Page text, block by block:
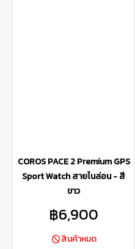
COROS PACE 2 Premium GPS
Sport Watch สายไนล่อน - สี
ขาว
฿6,900
สินค้าหมด